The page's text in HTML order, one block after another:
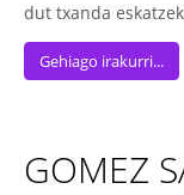
dut txanda
Gehiago irakurri...
GOMEZ